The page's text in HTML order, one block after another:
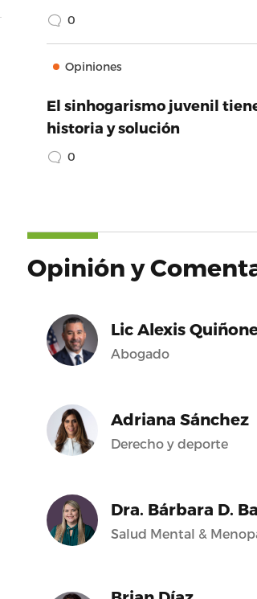
0
Opiniones
El sinhogarismo juvenil
historia y solución
0
Opinión y
Lic Alexis
Abogado
Adriana Sánchez
Derecho y deporte
Dra. Bárbara D.
Salud Mental &